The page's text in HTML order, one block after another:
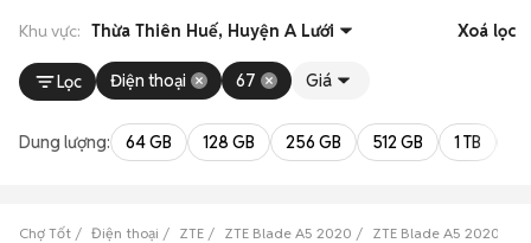
Khu vực: Thừa Thiên Huế, Huyện A Lưới Xoá lọc
Lọc Điện thoại 67 Giá
Dung lượng: 64 GB 128 GB 256 GB 512 GB 1 TB
Chợ Tốt Điện thoại ZTE ZTE Blade A5 2020 ZTE Blade A5 2020